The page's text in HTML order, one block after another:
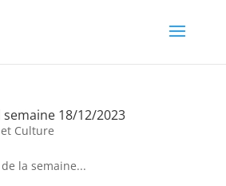
18/12/2023
Culture
la semaine...